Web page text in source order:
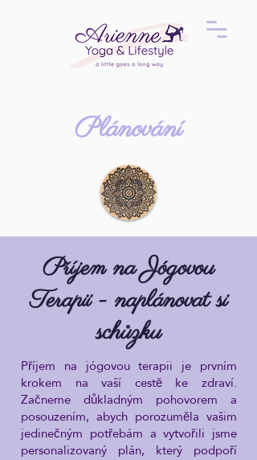
Plánování
Příjem na Jógovou
Terapii - naplánovat si
schůzku
Příjem na jógovou terapii je prvním
krokem na vaší cestě ke zdraví.
Začneme důkladným pohovorem a
posouzením, abych porozuměla vašim
jedinečným potřebám a vytvořili jsme
personalizovaný plán, který podpoří